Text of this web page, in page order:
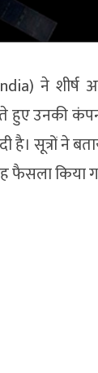
ने शीर्ष
हुए उनकी
है। सूत्रों ने
फैसला किया